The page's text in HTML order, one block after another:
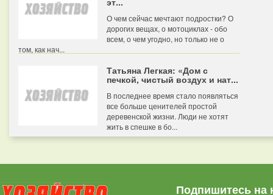
О чем сейчас мечтают подростки? О
дорогих вещах, о мотоциклах - обо
всем, о чем угодно, но только не о
том, как нач...
Татьяна Легкая: «Дом с
печкой, чистый воздух и нат...
В последнее время стало появляться
все больше ценителей простой
деревенской жизни. Люди не хотят
жить в спешке в бо...
Подпишитесь на